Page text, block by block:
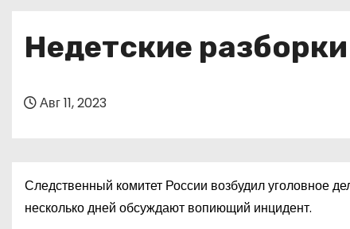
Недетские разборки
Авг 11, 2023
Следственный комитет России возбудил уголовное
несколько дней обсуждают вопиющий инцидент.